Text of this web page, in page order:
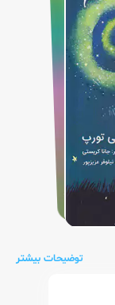
توضیحات بیشتر